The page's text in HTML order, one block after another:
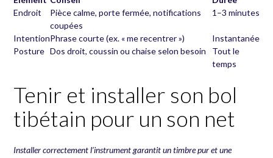
Endroit
Pièce calme, porte fermée, notifications
coupées
1–3 minutes
IntentionPhrase courte (ex. « me recentrer »)
Instantanée
Posture Dos droit, coussin ou chaise selon besoin
Tout le
temps
Tenir et installer son bol
tibétain pour un son net
Installer correctement l’instrument garantit un timbre pur et une